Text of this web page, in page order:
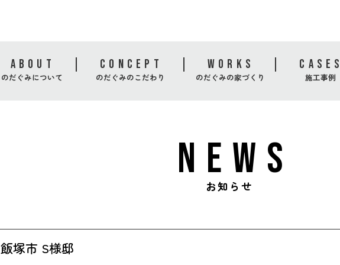
ABOUT
のだぐみについて
CONCEPT
のだぐみのこだわり
WORKS
のだぐみの家づくり
CASES
施工事例
NEWS
お知らせ
飯塚市 S様邸